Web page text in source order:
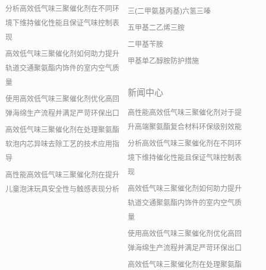
分析高效低气味三聚催化剂在不同环
境下维持催化性能且保证气味控制表
现
高效低气味三聚催化剂如何助力提升
轨道交通聚氨酯内饰件的室内空气质
量
使用高效低气味三聚催化剂优化高回
弹海绵生产流程并满足严苛环保出口
高效低气味三聚催化剂在处理聚氨酯
软泡内芯异味去除工艺的技术应用指
导
高性能高效低气味三聚催化剂在提升
儿童泡沫玩具安全性与触感表现分析
三(二甲氨基丙基)六氢三嗪
五甲基二乙烯三胺
二甲基苄胺
甲基单乙醇胺防护措施
新闻中心
高性能高效低气味三聚催化剂对于提
升高端聚氨酯复合材料环保级别效能
分析高效低气味三聚催化剂在不同环
境下维持催化性能且保证气味控制表
现
高效低气味三聚催化剂如何助力提升
轨道交通聚氨酯内饰件的室内空气质
量
使用高效低气味三聚催化剂优化高回
弹海绵生产流程并满足严苛环保出口
高效低气味三聚催化剂在处理聚氨酯